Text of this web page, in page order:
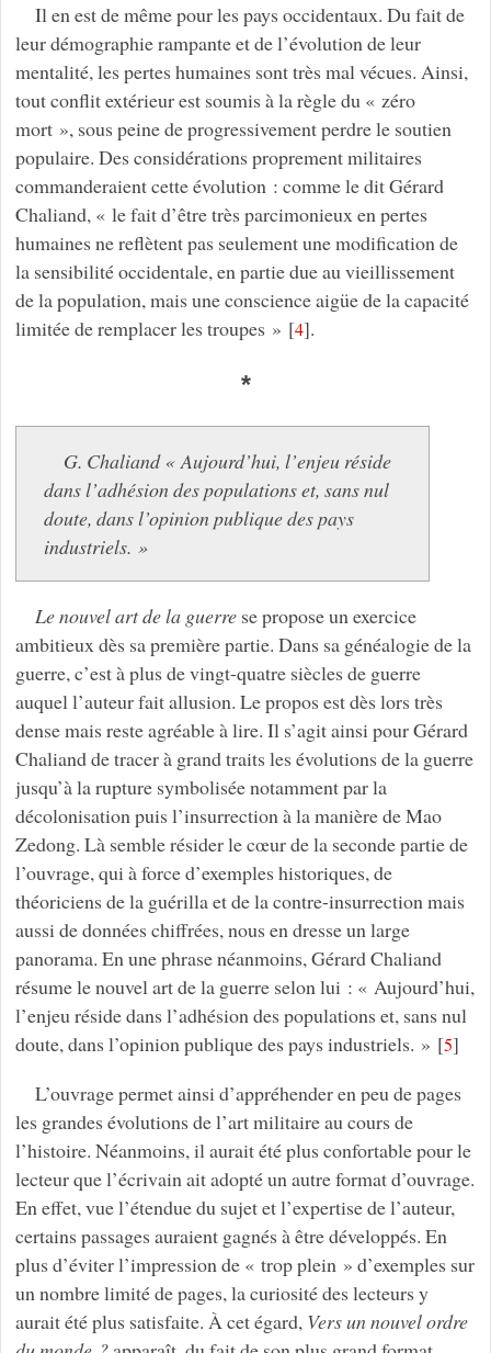
Il en est de même pour les pays occidentaux. Du fait de
leur démographie rampante et de l’évolution de leur
mentalité, les pertes humaines sont très mal vécues. Ainsi,
tout conflit extérieur est soumis à la règle du « zéro
mort », sous peine de progressivement perdre le soutien
populaire. Des considérations proprement militaires
commanderaient cette évolution : comme le dit Gérard
Chaliand, « le fait d’être très parcimonieux en pertes
humaines ne reflètent pas seulement une modification de
la sensibilité occidentale, en partie due au vieillissement
de la population, mais une conscience aigüe de la capacité
limitée de remplacer les troupes » [4].
*
G. Chaliand « Aujourd’hui, l’enjeu réside
dans l’adhésion des populations et, sans nul
doute, dans l’opinion publique des pays
industriels. »
Le nouvel art de la guerrese propose un exercice
ambitieux dès sa première partie. Dans sa généalogie de la
guerre, c’est à plus de vingt-quatre siècles de guerre
auquel l’auteur fait allusion. Le propos est dès lors très
dense mais reste agréable à lire. Il s’agit ainsi pour Gérard
Chaliand de tracer à grand traits les évolutions de la guerre
jusqu’à la rupture symbolisée notamment par la
décolonisation puis l’insurrection à la manière de Mao
Zedong. Là semble résider le cœur de la seconde partie de
l’ouvrage, qui à force d’exemples historiques, de
théoriciens de la guérilla et de la contre-insurrection mais
aussi de données chiffrées, nous en dresse un large
panorama. En une phrase néanmoins, Gérard Chaliand
résume le nouvel art de la guerre selon lui : « Aujourd’hui,
l’enjeu réside dans l’adhésion des populations et, sans nul
doute, dans l’opinion publique des pays industriels. » [5]
L’ouvrage permet ainsi d’appréhender en peu de pages
les grandes évolutions de l’art militaire au cours de
l’histoire. Néanmoins, il aurait été plus confortable pour le
lecteur que l’écrivain ait adopté un autre format d’ouvrage.
En effet, vue l’étendue du sujet et l’expertise de l’auteur,
certains passages auraient gagnés à être développés. En
plus d’éviter l’impression de « trop plein » d’exemples sur
un nombre limité de pages, la curiosité des lecteurs y
aurait été plus satisfaite. À cet égard, Vers un nouvel ordre